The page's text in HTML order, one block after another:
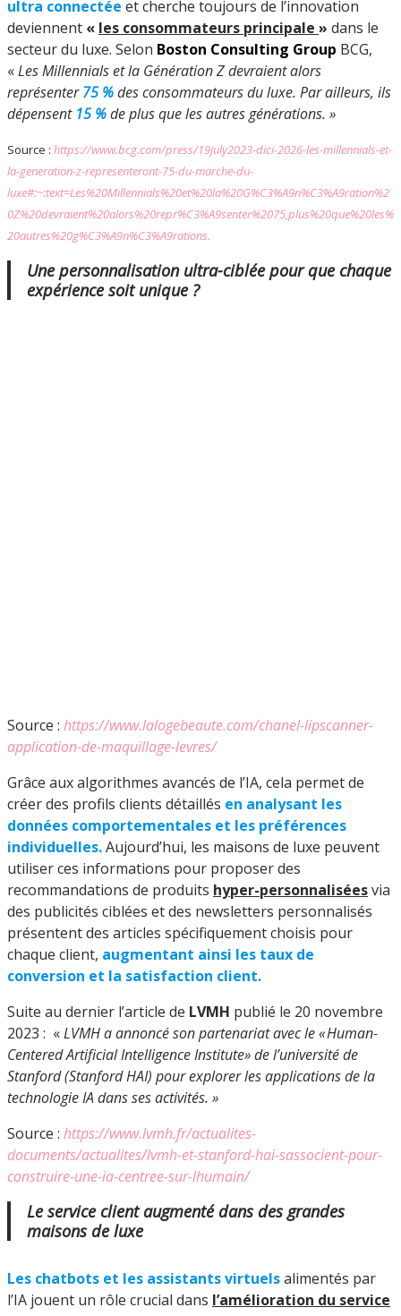
ultra connectée et cherche toujours de l’innovation
deviennent « les consommateurs principale » dans le
secteur du luxe. Selon Boston Consulting Group BCG,
«Les Millennials et la Génération Z devraient alors
représenter75 %des consommateurs du luxe. Par ailleurs, ils
dépensent 15 %de plus que les autres générations. »
Source : https://www.bcg.com/press/19july2023-dici-2026-les-millennials-et-
la-generation-z-representeront-75-du-marche-du-
luxe#:~:text=Les%20Millennials%20et%20la%20G%C3%A9n%C3%A9ration%2
0Z%20devraient%20alors%20repr%C3%A9senter%2075,plus%20que%20les%
20autres%20g%C3%A9n%C3%A9rations.
Une personnalisation ultra-ciblée pour que chaque
expérience soit unique ?
Source : https://www.lalogebeaute.com/chanel-lipscanner-
application-de-maquillage-levres/
Grâce aux algorithmes avancés de l’IA, cela permet de
créer des profils clients détaillés en analysant les
données comportementales et les préférences
individuelles.Aujourd’hui, les maisons de luxe peuvent
utiliser ces informations pour proposer des
recommandations de produits hyper-personnaliséesvia
des publicités ciblées et des newsletters personnalisés
présentent des articles spécifiquement choisis pour
chaque client, augmentant ainsi les taux de
conversion et la satisfaction client.
Suite au dernier l’article de LVMH publié le 20 novembre
2023 : «LVMH a annoncé son partenariat avec le « Human-
Centered Artificial Intelligence Institute» de l’université de
Stanford (Stanford HAI) pour explorer les applications de la
technologie IA dans ses activités. »
Source : https://www.lvmh.fr/actualites-
documents/actualites/lvmh-et-stanford-hai-sassocient-pour-
construire-une-ia-centree-sur-lhumain/
Le service client augmenté dans des grandes
maisons de luxe
Les chatbots et les assistants virtuelsalimentés par
l’IA jouent un rôle crucial dans l’amélioration du service